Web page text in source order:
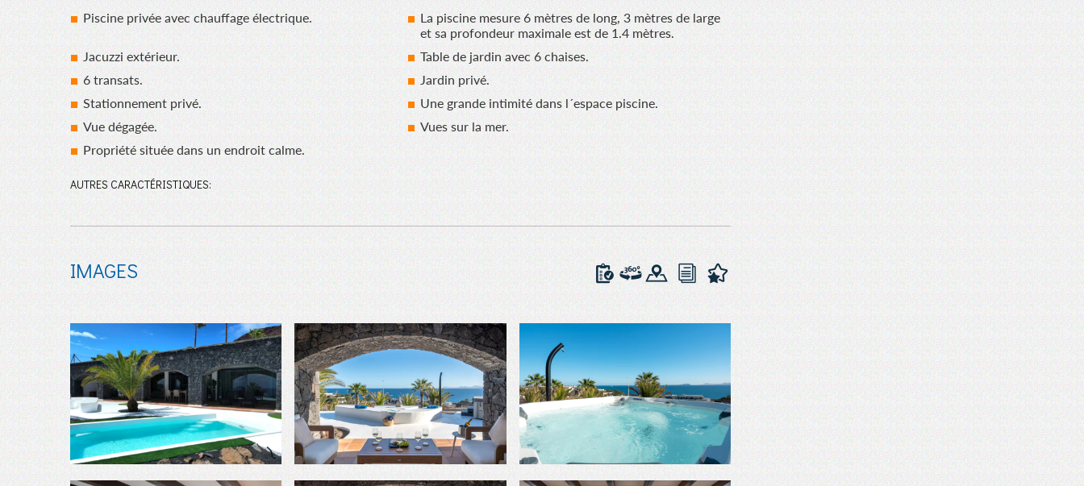
Piscine privée avec chauffage électrique.
La piscine mesure 6 mètres de long, 3 mètres de large
et sa profondeur maximale est de 1.4 mètres.
Jacuzzi extérieur.
Table de jardin avec 6 chaises.
6 transats.
Jardin privé.
Stationnement privé.
Une grande intimité dans l´espace piscine.
Vue dégagée.
Vues sur la mer.
Propriété située dans un endroit calme.
AUTRES CARACTÉRISTIQUES:
IMAGES